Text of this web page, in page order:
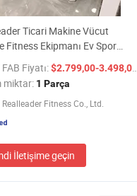
Ticari Makine Vücut
Fitness Ekipmanı Ev Spor
Fiyatı
Fiyatı:$2.799,00-3.498,00
miktar: 1 Parça
Fitness Co., Ltd.
İletişime geçin